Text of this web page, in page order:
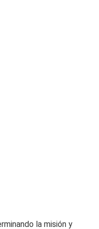
la misión y